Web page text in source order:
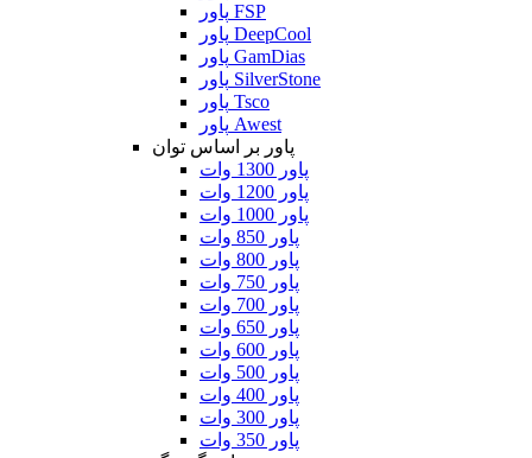
پاور FSP
پاور DeepCool
پاور GamDias
پاور SilverStone
پاور Tsco
پاور Awest
پاور بر اساس توان
پاور 1300 وات
پاور 1200 وات
پاور 1000 وات
پاور 850 وات
پاور 800 وات
پاور 750 وات
پاور 700 وات
پاور 650 وات
پاور 600 وات
پاور 500 وات
پاور 400 وات
پاور 300 وات
پاور 350 وات